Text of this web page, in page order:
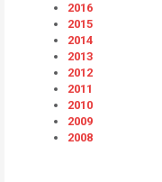
2016
2015
2014
2013
2012
2011
2010
2009
2008